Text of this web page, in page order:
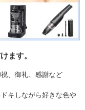
ます。
、御礼、感謝など
キしながら好きな色や